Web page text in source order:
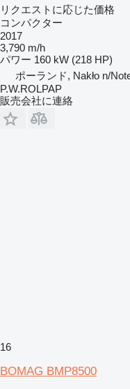
リクエストに応じた価格
コンパクター
2017
3,790 m/h
パワー 160 kW (218 HP)
ポーランド, Nakło n/
P.W.ROLPAP
販売会社に連絡
16
BOMAG BMP8500